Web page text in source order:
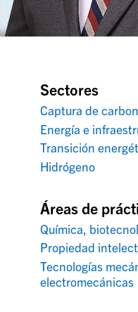
Sectores
Captura de
Energía e
Transición
Hidrógeno
Áreas de
Química,
Propiedad
Tecnologías
electromecánicas